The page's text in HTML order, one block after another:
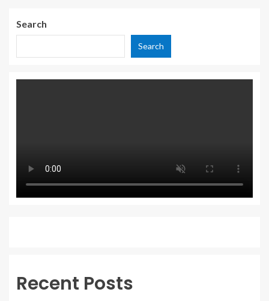
Search
Search
Recent Posts